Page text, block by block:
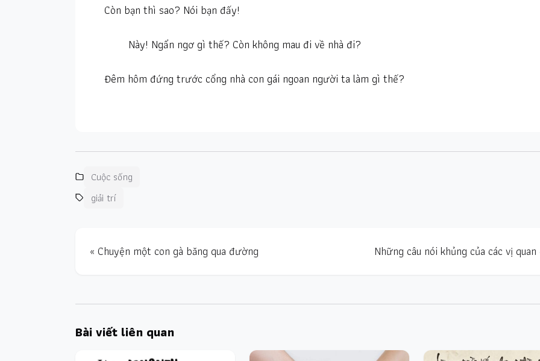
Còn bạn thì sao? Nói bạn đấy!
Này! Ngẩn ngơ gì thế? Còn không mau đi về nhà đi?
Đêm hôm đứng trước cổng nhà con gái ngoan người ta làm gì thế?
Cuộc sống
giải trí
« Chuyện một con gà băng qua đường Những câu nói khủng của các vị
Bài viết liên quan